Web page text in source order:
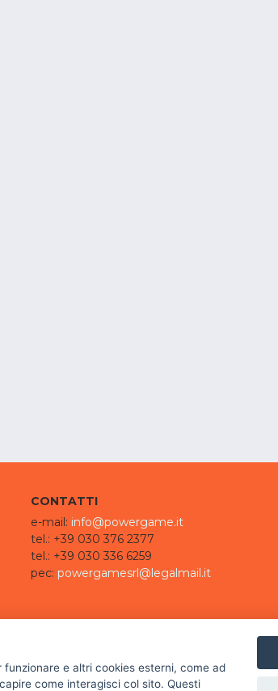
CONTATTI
e-mail: info@powergame.it
tel.: +39 030 376 2377
tel.: +39 030 336 6259
pec: powergamesrl@legalmail.it
e altri cookies esterni, come ad
come interagisci col sito. Questi